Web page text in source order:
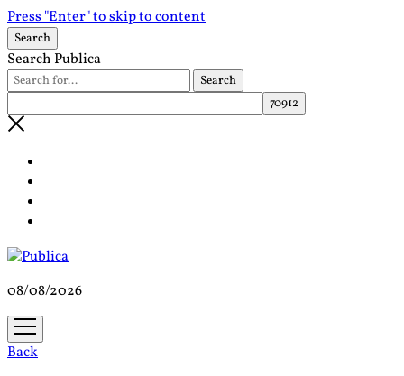
Press "Enter" to skip to content
Search
Search Publica
08/08/2026
open
menu
Back